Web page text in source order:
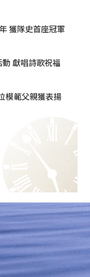
獲隊史首座冠軍
獻唱詩歌祝福
模範父親獲表揚